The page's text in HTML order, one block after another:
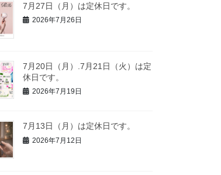
7月27日（月）は定休日です。
2026年7月26日
7月20日（月）.7月21日（火）は定
休日です。
2026年7月19日
7月13日（月）は定休日です。
2026年7月12日